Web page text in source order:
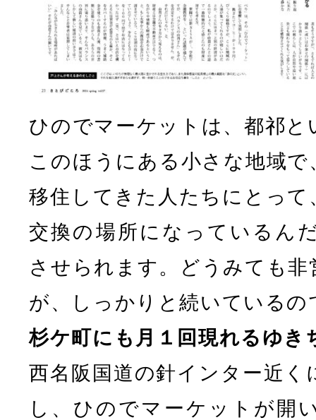
ひのでマーケットは、都祁
このほうにある小さな地域
移住してきた人たちにとって
交換の場所になっているん
させられます。どうみても
が、しっかりと続いているの
杉ケ町にも月１回現れるゆき
西名阪国道の針インター近く
し、ひのでマーケットが開